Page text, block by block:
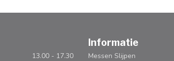
13.00 - 17.30
Informatie
Messen Slijpen